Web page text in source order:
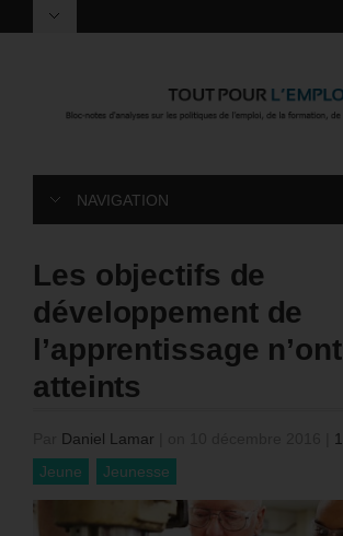
NAVIGATION
Les objectifs de
développement de
l’apprentissage
atteints
Daniel Lamar
Jeune
Jeunesse